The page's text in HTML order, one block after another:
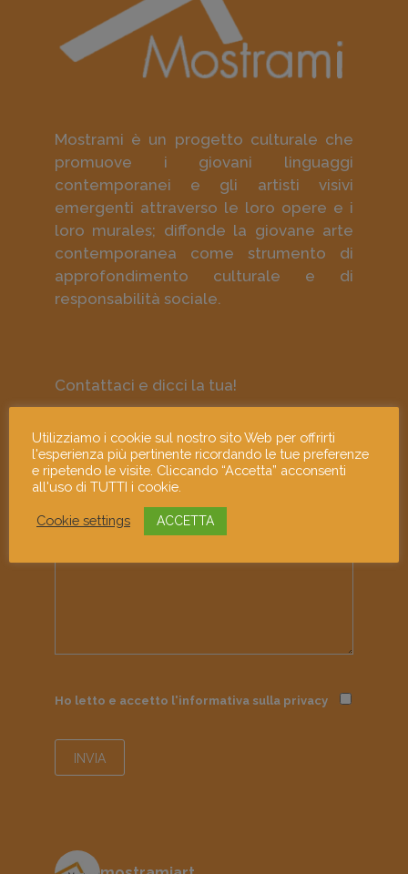
Mostrami è un progetto culturale che
promuove i giovani linguaggi
contemporanei e gli artisti visivi
emergenti attraverso le loro opere e i
loro murales; diffonde la giovane arte
contemporanea come strumento di
approfondimento culturale e di
responsabilità sociale.
Contattaci e dicci la tua!
Indirizzo email
Messaggio
Ho letto e accetto l'informativa sulla privacy
Utilizziamo i cookie sul nostro sito Web per offrirti
l'esperienza più pertinente ricordando le tue preferenze
e ripetendo le visite. Cliccando “Accetta” acconsenti
all'uso di TUTTI i cookie.
Cookie settings ACCETTA